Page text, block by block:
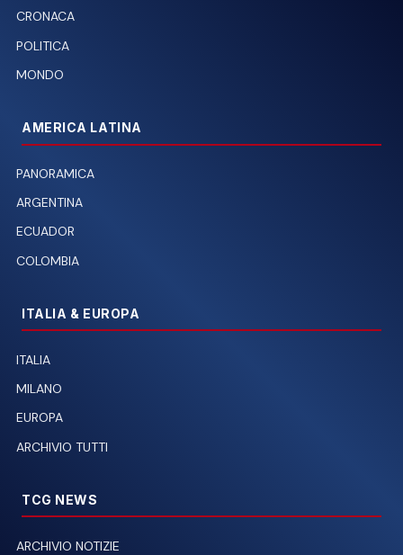
CRONACA
POLITICA
MONDO
AMERICA LATINA
PANORAMICA
ARGENTINA
ECUADOR
COLOMBIA
ITALIA & EUROPA
ITALIA
MILANO
EUROPA
ARCHIVIO TUTTI
TCG NEWS
ARCHIVIO NOTIZIE